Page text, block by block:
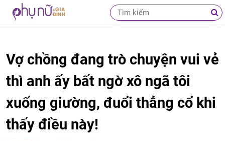
Vợ chồng đang trò chuyện vui vẻ
thì anh ấy bất ngờ xô ngã tôi
xuống giường, đuổi thẳng cổ khi
thấy điều này!